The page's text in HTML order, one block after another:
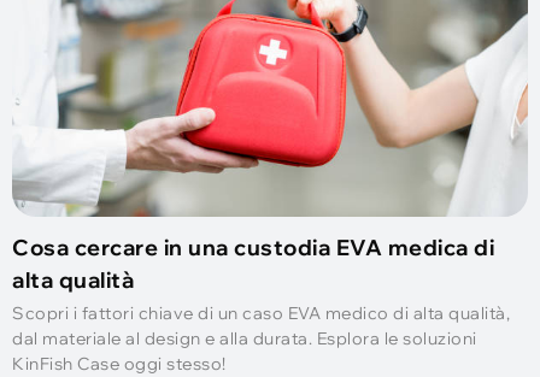
Cosa cercare in una custodia EVA medica di
alta qualità
Scopri i fattori chiave di un caso EVA medico di alta qualità,
dal materiale al design e alla durata. Esplora le soluzioni
KinFish Case oggi stesso!